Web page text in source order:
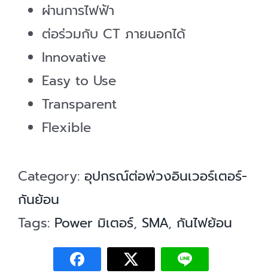
ผ่านการไฟฟ้า
ต่อร่วมกับ CT ภายนอกได้
Innovative
Easy to Use
Transparent
Flexible
Category: อุปกรณ์ต่อพ่วงอินเวอร์เตอร์-
กันย้อน
Tags: Power มิเตอร์, SMA, กันไฟย้อน